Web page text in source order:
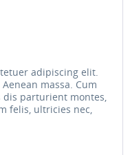
adipiscing elit.
massa. Cum
dis parturient montes,
felis, ultricies nec,